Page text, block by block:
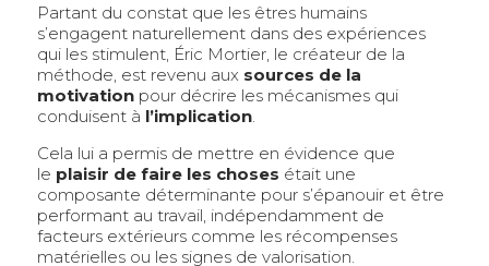
Partant du constat que les êtres humains
s’engagent naturellement dans des expériences
qui les stimulent, Éric Mortier, le créateur de la
méthode, est revenu aux sources de la
motivation pour décrire les mécanismes qui
conduisent à l’implication.
Cela lui a permis de mettre en évidence que
le plaisir de faire les choses était une
composante déterminante pour s’épanouir et être
performant au travail, indépendamment de
facteurs extérieurs comme les récompenses
matérielles ou les signes de valorisation.